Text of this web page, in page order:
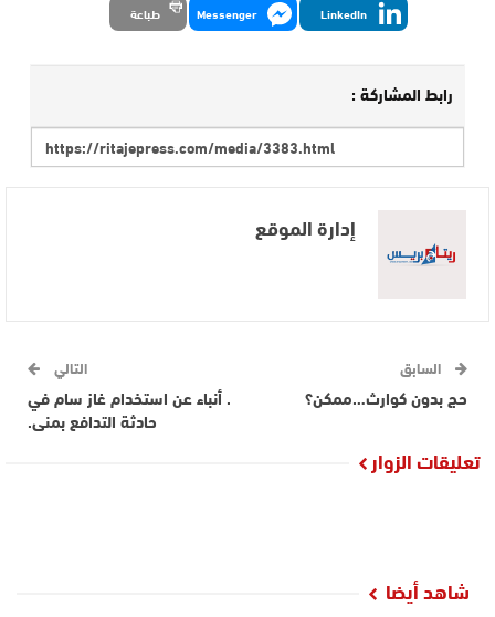
LinkedIn
Messenger طباعة
رابط المشاركة :
إدارة الموقع
السابق
حج بدون كوارث…ممكن؟
التالي
. أنباء عن استخدام غاز سام في
حادثة التدافع بمنى.
تعليقات الزوار
شاهد أيضا